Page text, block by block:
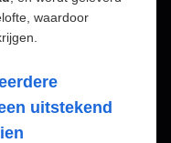
waardoor
uitstekend